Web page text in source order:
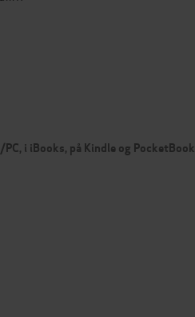
i iBooks, på Kindle og PocketBook